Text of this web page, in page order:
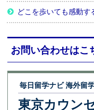
どこを歩いても感動す
お問い合わせはこ
毎日留学ナビ 海外留
東京カウン